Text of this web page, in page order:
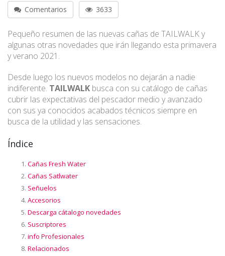
Comentarios 3633
Pequeño resumen de las nuevas cañas de TAILWALK y
algunas otras novedades que irán llegando esta primavera
y verano 2021.
Desde luego los nuevos modelos no dejarán a nadie
indiferente. TAILWALK busca con su catálogo de cañas
cubrir las expectativas del pescador medio y avanzado
con sus ya conocidos acabados técnicos siempre en
busca de la utilidad y las sensaciones.
Índice
Cañas Fresh Water
Cañas Satlwater
Señuelos
Accesorios
Descarga cátalogo novedades
Suscriptores
info Profesionales
Relacionados